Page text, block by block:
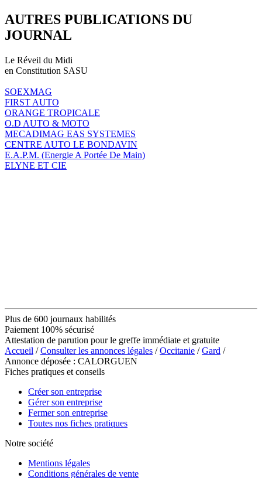
AUTRES PUBLICATIONS DU
JOURNAL
Le Réveil du Midi
en Constitution SASU
SOEXMAG
FIRST AUTO
ORANGE TROPICALE
O.D AUTO & MOTO
MECADIMAG EAS SYSTEMES
CENTRE AUTO LE BONDAVIN
E.A.P.M. (Energie A Portée De Main)
ELYNE ET CIE
Plus de 600 journaux habilités
Paiement 100% sécurisé
Attestation de parution pour le greffe immédiate et gratuite
Accueil /Consulter les annonces légales /Occitanie /Gard /
Annonce déposée : CALORGUEN
Fiches pratiques et conseils
Créer son entreprise
Gérer son entreprise
Fermer son entreprise
Toutes nos fiches pratiques
Notre société
Mentions légales
Conditions générales de vente